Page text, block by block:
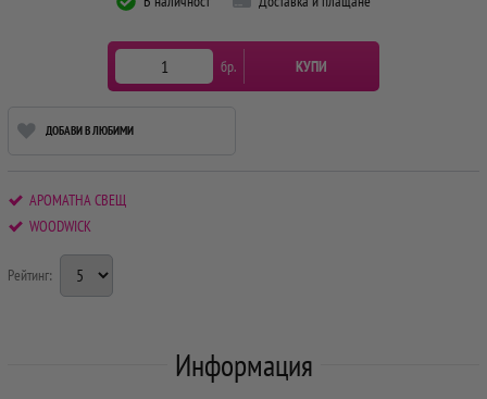
бр. КУПИ
ДОБАВИ В ЛЮБИМИ
АРОМАТНА СВЕЩ
WOODWICK
Рейтинг:
Информация